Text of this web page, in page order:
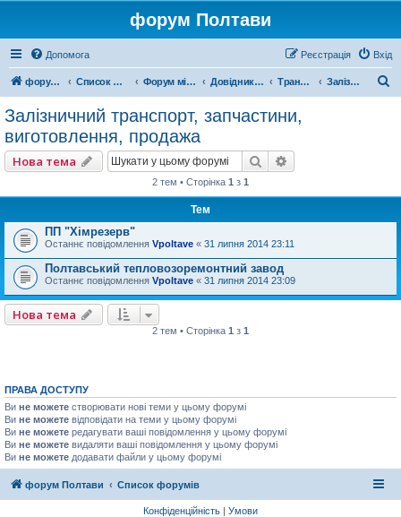
форум Полтави
Допомога Вхід
Реєстрація
форум Полтави Список форумів Форум міста Полтава Довідник Полтави Транспорт Залізничний транспорт, запчастини, виготовлення, продажа
Залізничний транспорт, запчастини,
виготовлення, продажа
Нова тема Пошук
2 тем • Сторінка 1 з 1
Тем
ПП "Хімрезерв"
Останнє повідомлення Vpoltave « 31 липня 2014 23:11
Полтавський тепловозоремонтний завод
Останнє повідомлення Vpoltave « 31 липня 2014 23:09
Нова тема
2 тем • Сторінка 1 з 1
ПРАВА ДОСТУПУ
Ви не можете створювати нові теми у цьому форумі
Ви не можете відповідати на теми у цьому форумі
Ви не можете редагувати ваші повідомлення у цьому форумі
Ви не можете видаляти ваші повідомлення у цьому форумі
Ви не можете додавати файли у цьому форумі
форум Полтави Список форумів
Конфіденційність | Умови